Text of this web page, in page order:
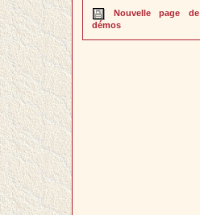
Nouvelle page de
démos